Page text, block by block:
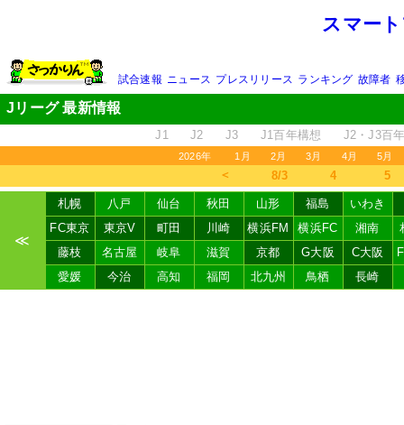
スマー
試合速報 ニュース プレスリリース ランキング 故障者
Jリーグ 最新情報
J1 J2 J3 J1百年構想 J2・J3百
2026年 1月 2月 3月 4月 5月
＜ 8/3 4 5
≪
札幌 八戸 仙台 秋田 山形 福島
いわき
FC東京
東京V 町田 川崎 横浜FM 横浜FC 湘南
藤枝
名古屋 岐阜 滋賀 京都 G大阪 C大阪
愛媛
今治 高知 福岡 北九州 鳥栖 長崎